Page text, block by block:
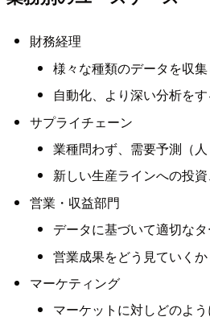
財務経理
様々な種類のデータを収
自動化、より深い分析を
サプライチェーン
業種問わず、需要予測（
新しい生産ラインへの投
営業・収益部門
データに基づいて適切な
営業成果をどう見ていく
マーケティング
マーケットに対しどのよ